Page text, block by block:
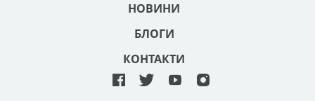
НОВИНИ
БЛОГИ
КОНТАКТИ